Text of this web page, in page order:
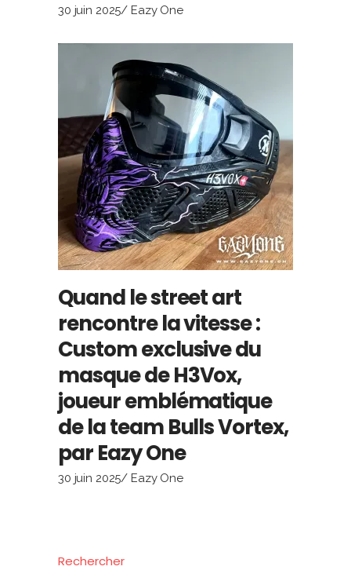
30 juin 2025 Eazy One
Quand le street art
rencontre la vitesse :
Custom exclusive du
masque de H3Vox,
joueur emblématique
de la team Bulls Vortex,
par Eazy One
30 juin 2025 Eazy One
Rechercher